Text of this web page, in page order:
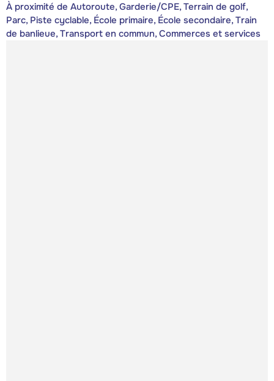
À proximité de Autoroute, Garderie/CPE, Terrain de golf,
Parc, Piste cyclable, École primaire, École secondaire, Train
de banlieue, Transport en commun, Commerces et services